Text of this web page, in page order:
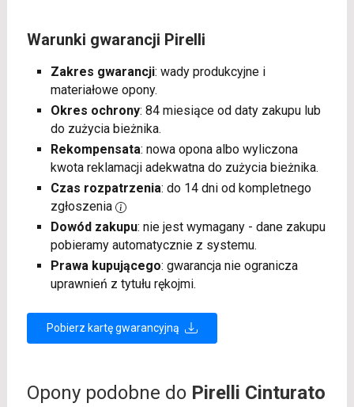
Warunki gwarancji Pirelli
Zakres gwarancji: wady produkcyjne i
materiałowe opony.
Okres ochrony: 84 miesiące od daty zakupu lub
do zużycia bieżnika.
Rekompensata: nowa opona albo wyliczona
kwota reklamacji adekwatna do zużycia bieżnika.
Czas rozpatrzenia: do 14 dni od kompletnego
zgłoszenia
Dowód zakupu: nie jest wymagany - dane zakupu
pobieramy automatycznie z systemu.
Prawa kupującego: gwarancja nie ogranicza
uprawnień z tytułu rękojmi.
Pobierz kartę gwarancyjną
Opony podobne do Pirelli Cinturato